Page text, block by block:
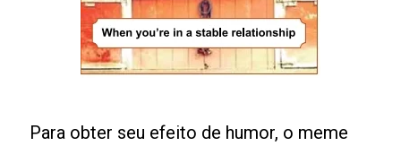
Para obter seu efeito de humor, o meme